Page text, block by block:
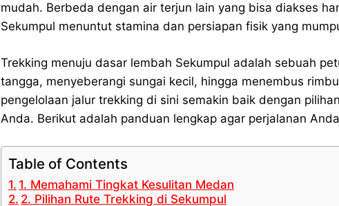
mudah. Berbeda dengan air terjun lain yang bisa diakses
Sekumpul menuntut stamina dan persiapan fisik yang
Trekking menuju dasar lembah Sekumpul adalah sebuah
tangga, menyeberangi sungai kecil, hingga menembus
pengelolaan jalur trekking di sini semakin baik dengan
Anda. Berikut adalah panduan lengkap agar perjalanan
Table of Contents
1. Memahami Tingkat Kesulitan Medan
2. Pilihan Rute Trekking di Sekumpul